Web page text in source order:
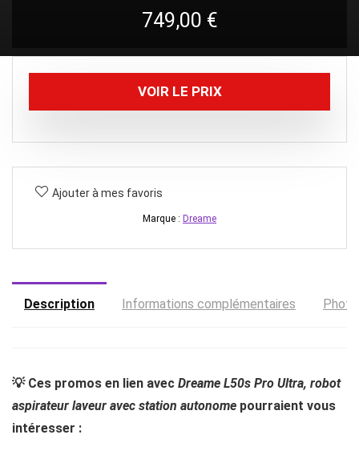
749,00 €
VOIR LE PRIX
Ajouter à mes favoris
Marque : Dreame
Description Informations complémentaires
💡 Ces promos en lien avec Dreame L50s Pro Ultra, robot
aspirateur laveur avec station autonome pourraient vous
intéresser :